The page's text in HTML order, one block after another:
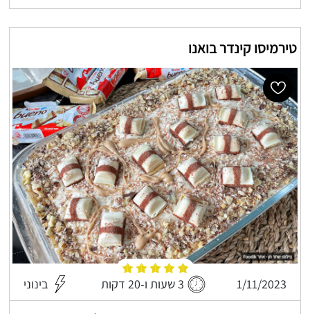
טירמיסו קינדר בואנו
1/11/2023 3 שעות ו-20 דקות בינוני